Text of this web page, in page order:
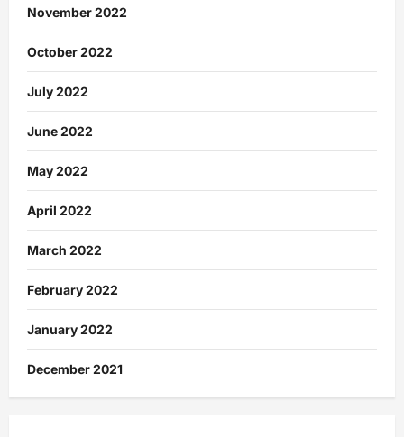
November 2022
October 2022
July 2022
June 2022
May 2022
April 2022
March 2022
February 2022
January 2022
December 2021